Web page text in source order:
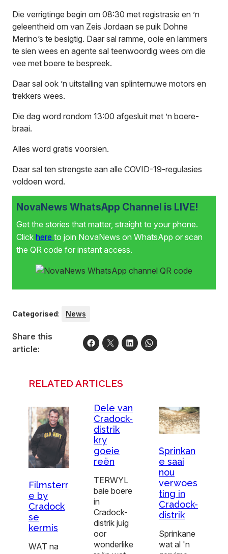
Die verrigtinge begin om 08:30 met registrasie en ’n
geleentheid om van Zeis Jordaan se puik Dohne
Merino’s te besigtig. Daar sal ramme, ooie en lammers
te sien wees en agente sal teenwoordig wees om die
vee met boere te bespreek.
Daar sal ook ’n uitstalling van splinternuwe motors en
trekkers wees.
Die dag word rondom 13:00 afgesluit met ’n boere-
braai.
Alles word gratis voorsien.
Daar sal ten strengste aan alle COVID-19-regulasies
voldoen word.
NovaNews WhatsApp Channel is LIVE!
Get the stories that matter, straight to your phone.
Click here to join NovaNews on WhatsApp or scan
the QR code for instant access.
Categorised: News
Share this
article:
RELATED ARTICLES
Filmsterr
e by
Cradock
se
kermis
WAT na
Dele van
Cradock-
distrik
kry
goeie
reën
TERWYL
baie boere
in
Cradock-
distrik juig
oor
wonderlike
Sprinkan
e saai
nou
verwoes
ting in
Cradock-
distrik
Sprinkane
wat al 'n